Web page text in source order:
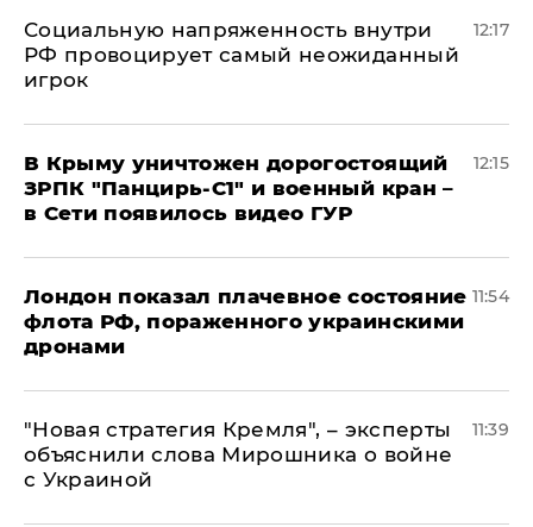
Социальную напряженность внутри
РФ провоцирует самый неожиданный
игрок
12:17
В Крыму уничтожен дорогостоящий
ЗРПК "Панцирь-С1" и военный кран –
в Сети появилось видео ГУР
12:15
Лондон показал плачевное состояние
флота РФ, пораженного украинскими
дронами
11:54
"Новая стратегия Кремля", – эксперты
объяснили слова Мирошника о войне
с Украиной
11:39